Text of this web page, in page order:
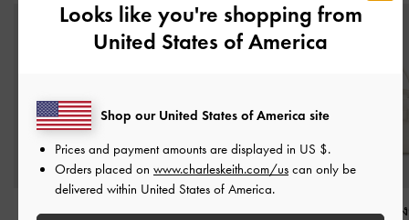
กระเป๋าโฮโบลายควิลท์
กระเป๋าโฮโบดีไซน์จับจีบ
กระเป๋าถือตกแต่
Looks like you're shopping from
United States of America
Shop our United States of America site
Prices and payment amounts are displayed in US $.
Orders placed on www.charleskeith.com/us can only be
delivered within United States of America.